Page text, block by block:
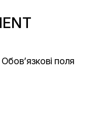
Обов’язкові поля